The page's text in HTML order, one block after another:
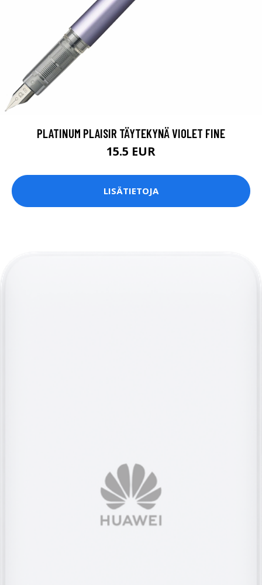
PLATINUM PLAISIR TÄYTEKYNÄ VIOLET FINE
15.5 EUR
LISÄTIETOJA